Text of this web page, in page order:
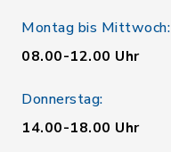
Montag bis Mittwoch:
08.00-12.00 Uhr
Donnerstag:
14.00-18.00 Uhr